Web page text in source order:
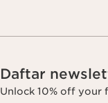
Daftar
Unlock 10% off your